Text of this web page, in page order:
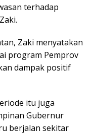
terhadap
Zaki menyatakan
program Pemprov
dampak positif
itu juga
Gubernur
berjalan sekitar